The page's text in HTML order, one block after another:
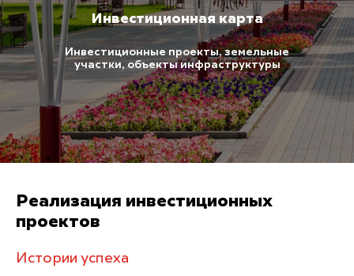
Инвестиционная карта
Инвестиционные проекты, земельные
участки, объекты инфраструктуры
Реализация инвестиционных
проектов
Истории успеха